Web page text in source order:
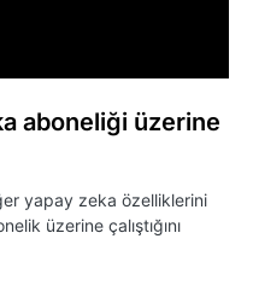
aboneliği üzerine
yapay zeka özelliklerini
üzerine çalıştığını